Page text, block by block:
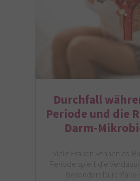
Durchfall
Periode und die
Darm-
Viele Frauen kennen es.
Periode spielt die
Besonders Durchfälle